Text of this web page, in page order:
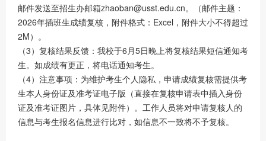
邮件发送至招生办邮箱zhaoban@usst.edu.cn。（邮件主题：
2026年插班生成绩复核，附件格式：Excel，附件大小不得超过
2M）。
（3）复核结果反馈：我校于6月5日晚上将复核结果短信通知考
生。如成绩有更正，将电话通知考生。
（4）注意事项：为维护考生个人隐私，申请成绩复核需提供考
生本人身份证及准考证电子版（直接在复核申请表中插入身份
证及准考证图片，具体见附件）。工作人员将对申请复核人的
信息与考生报名信息进行比对，如信息不一致将不予复核。